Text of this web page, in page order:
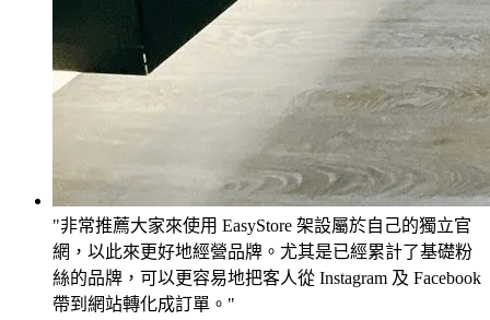
非常推薦大家來使用 EasyStore 架設屬於自己的獨立官
網，以此來更好地經營品牌。尤其是已經累計了基礎粉
絲的品牌，可以更容易地把客人從 Instagram 及 Facebook
帶到網站轉化成訂單。